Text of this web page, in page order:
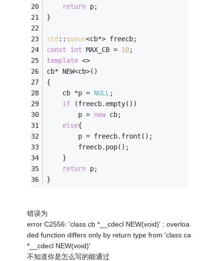
return p;
}
std :: queue<cb*> freecb;
const
int MAX_CB = 10;
template <>
cb* NEW<cb>()
{
	cb *p =
NULL ;
if (freecb.empty())
		p =
new cb;
else{
		p = freecb.front();
		freecb.pop();
	}
return p;
}
错误为
error C2556: 'class cb *__cdecl NEW(void)' : overloa
ded function differs only by return type from 'class ca
*__cdecl NEW(void)'
不知道你是怎么写的能通过